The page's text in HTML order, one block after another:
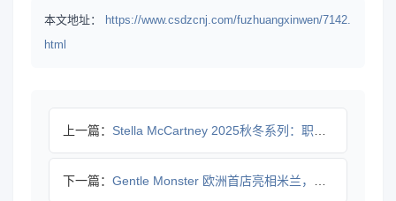
本文地址：
https://www.csdzcnj.com/fuzhuangxinwen/7142.
html
上一篇： Stella McCartney 2025秋冬系列：职场穿搭
下一篇： Gentle Monster 欧洲首店亮相米兰，赛博美学如何